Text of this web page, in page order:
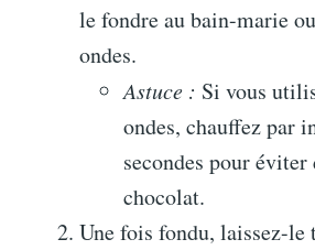
le fondre au bain-marie
ondes.
Astuce : Si vous
ondes, chauffez par
secondes pour
chocolat.
Une fois fondu, laissez-le